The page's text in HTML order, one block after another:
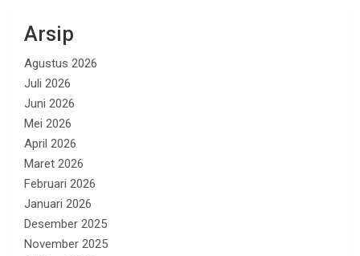
Arsip
Agustus 2026
Juli 2026
Juni 2026
Mei 2026
April 2026
Maret 2026
Februari 2026
Januari 2026
Desember 2025
November 2025